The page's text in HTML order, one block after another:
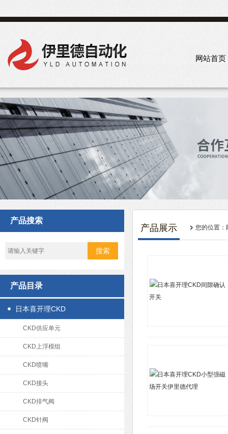
网站首页
产品搜索
产品目录
日本喜开理CKD
CKD供应单元
CKD上浮模组
CKD喷嘴
CKD接头
CKD排气阀
CKD针阀
产品展示 您的位置：